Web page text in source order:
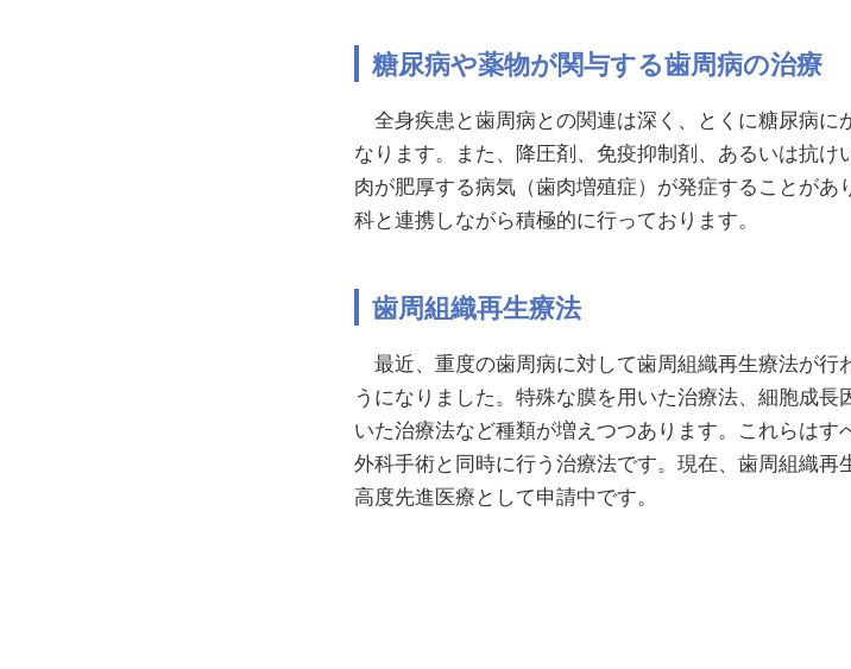
糖尿病や薬物が関与する歯周病の治療
全身疾患と歯周病との関連は深く、とくに糖尿病に
なります。また、降圧剤、免疫抑制剤、あるいは抗
肉が肥厚する病気（歯肉増殖症）が発症することが
科と連携しながら積極的に行っております。
歯周組織再生療法
最近、重度の歯周病に対して歯周組織再生療法が行
うになりました。特殊な膜を用いた治療法、細胞成長
いた治療法など種類が増えつつあります。これらはす
外科手術と同時に行う治療法です。現在、歯周組織再
高度先進医療として申請中です。